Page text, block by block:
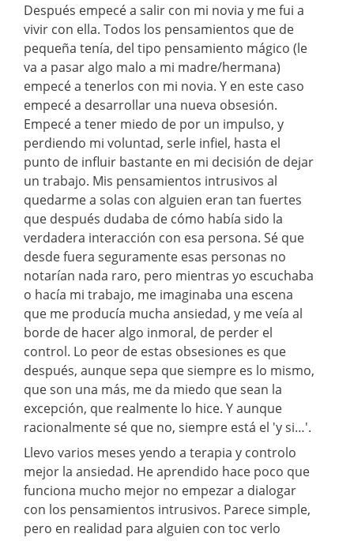
Después empecé a salir con mi novia y me fui a
vivir con ella. Todos los pensamientos que de
pequeña tenía, del tipo pensamiento mágico (le
va a pasar algo malo a mi madre/hermana)
empecé a tenerlos con mi novia. Y en este caso
empecé a desarrollar una nueva obsesión.
Empecé a tener miedo de por un impulso, y
perdiendo mi voluntad, serle infiel, hasta el
punto de influir bastante en mi decisión de dejar
un trabajo. Mis pensamientos intrusivos al
quedarme a solas con alguien eran tan fuertes
que después dudaba de cómo había sido la
verdadera interacción con esa persona. Sé que
desde fuera seguramente esas personas no
notarían nada raro, pero mientras yo escuchaba
o hacía mi trabajo, me imaginaba una escena
que me producía mucha ansiedad, y me veía al
borde de hacer algo inmoral, de perder el
control. Lo peor de estas obsesiones es que
después, aunque sepa que siempre es lo mismo,
que son una más, me da miedo que sean la
excepción, que realmente lo hice. Y aunque
racionalmente sé que no, siempre está el 'y si…'.
Llevo varios meses yendo a terapia y controlo
mejor la ansiedad. He aprendido hace poco que
funciona mucho mejor no empezar a dialogar
con los pensamientos intrusivos. Parece simple,
pero en realidad para alguien con toc verlo